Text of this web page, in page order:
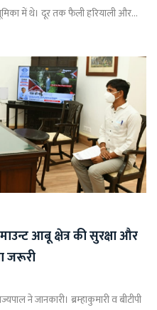
में थे। दूर तक फैली हरियाली और...
आबू क्षेत्र की सुरक्षा और
जरूरी
ने जानकारी। ब्रम्हाकुमारी व बीटीपी